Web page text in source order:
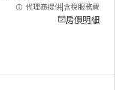
代理商提供|含稅服務費
房價明細